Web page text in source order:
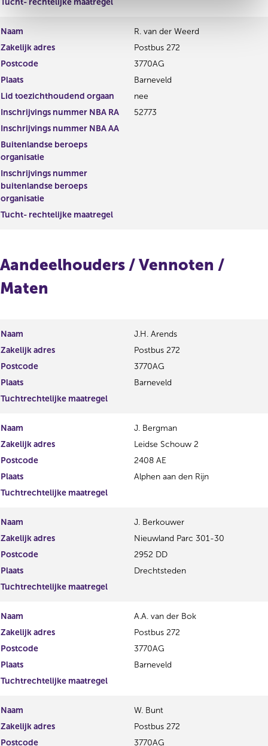
Tucht- rechtelijke maatregel
Naam
R. van der Weerd
Zakelijk adres
Postbus 272
Postcode
3770AG
Plaats
Barneveld
Lid toezichthoudend orgaan
nee
Inschrijvings nummer NBA RA
52773
Inschrijvings nummer NBA AA
Buitenlandse beroeps
organisatie
Inschrijvings nummer
buitenlandse beroeps
organisatie
Tucht- rechtelijke maatregel
Aandeelhouders / Vennoten /
Maten
Naam
J.H. Arends
Zakelijk adres
Postbus 272
Postcode
3770AG
Plaats
Barneveld
Tuchtrechtelijke maatregel
Naam
J. Bergman
Zakelijk adres
Leidse Schouw 2
Postcode
2408 AE
Plaats
Alphen aan den Rijn
Tuchtrechtelijke maatregel
Naam
J. Berkouwer
Zakelijk adres
Nieuwland Parc 301-30
Postcode
2952 DD
Plaats
Drechtsteden
Tuchtrechtelijke maatregel
Naam
A.A. van der Bok
Zakelijk adres
Postbus 272
Postcode
3770AG
Plaats
Barneveld
Tuchtrechtelijke maatregel
Naam
W. Bunt
Zakelijk adres
Postbus 272
Postcode
3770AG